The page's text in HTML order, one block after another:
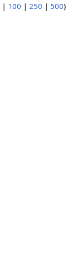
| 100 | 250 | 500)